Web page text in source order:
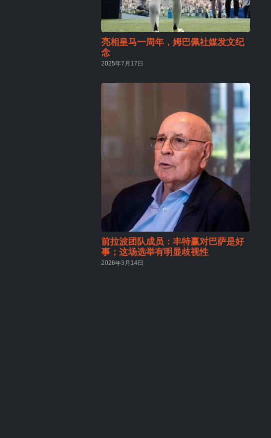
亮相皇马一周年，姆巴佩社媒发文纪
念
2025年7月17日
前拉波团队成员：丰特赢对巴萨是好
事；这场选举有明显歧视性
2026年3月14日